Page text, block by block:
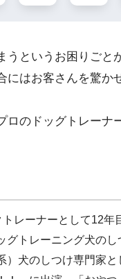
というお困りごと
にはお客さんを驚か
のドッグトレーナ
レーナーとして12年
グトレーニング犬の
）犬のしつけ専門家